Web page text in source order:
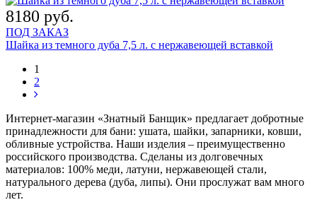
8180 руб.
ПОД ЗАКАЗ
Шайка из темного дуба 7,5 л. с нержавеющей вставкой
1
2
Интернет-магазин «Знатный Банщик» предлагает добротные
принадлежности для бани: ушата, шайки, запарники, ковши,
обливные устройства. Наши изделия – преимущественно
российского производства. Сделаны из долговечных
материалов: 100% меди, латуни, нержавеющей стали,
натурального дерева (дуба, липы). Они прослужат вам много
лет.